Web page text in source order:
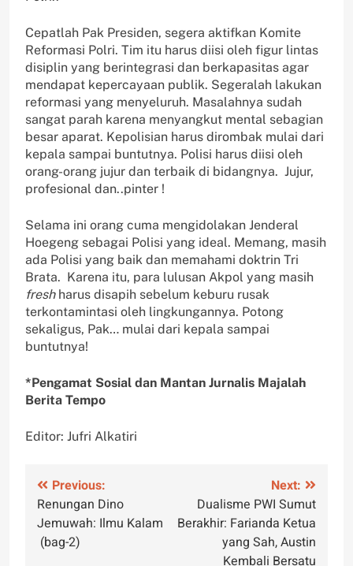
Cepatlah Pak Presiden, segera aktifkan Komite
Reformasi Polri. Tim itu harus diisi oleh figur lintas
disiplin yang berintegrasi dan berkapasitas agar
mendapat kepercayaan publik. Segeralah lakukan
reformasi yang menyeluruh. Masalahnya sudah
sangat parah karena menyangkut mental sebagian
besar aparat. Kepolisian harus dirombak mulai dari
kepala sampai buntutnya. Polisi harus diisi oleh
orang-orang jujur dan terbaik di bidangnya. Jujur,
profesional dan..pinter !
Selama ini orang cuma mengidolakan Jenderal
Hoegeng sebagai Polisi yang ideal. Memang, masih
ada Polisi yang baik dan memahami doktrin Tri
Brata. Karena itu, para lulusan Akpol yang masih
fresh harus disapih sebelum keburu rusak
terkontamintasi oleh lingkungannya. Potong
sekaligus, Pak… mulai dari kepala sampai
buntutnya!
*Pengamat Sosial dan Mantan Jurnalis Majalah
Berita Tempo
Editor: Jufri Alkatiri
Navigasi
pos
Previous:
Renungan Dino
Jemuwah: Ilmu Kalam
(bag-2)
Next:
Dualisme PWI Sumut
Berakhir: Farianda Ketua
yang Sah, Austin
Kembali Bersatu